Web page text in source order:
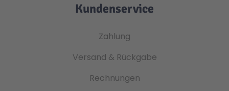
Kundenservice
Zahlung
Versand & Rückgabe
Rechnungen